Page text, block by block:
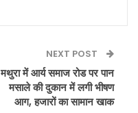
NEXT POST
मथुरा में आर्य समाज रोड पर पान
मसाले की दुकान में लगी भीषण
आग, हजारों का सामान खाक